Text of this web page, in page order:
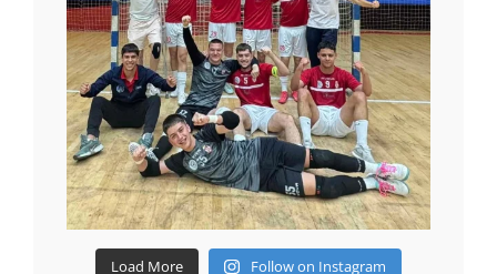
Load More Follow on Instagram